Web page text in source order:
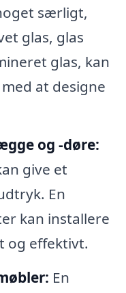
særligt,
glas, glas
glas, kan
at designe
og -døre:
give et
En
kan installere
og effektivt.
En